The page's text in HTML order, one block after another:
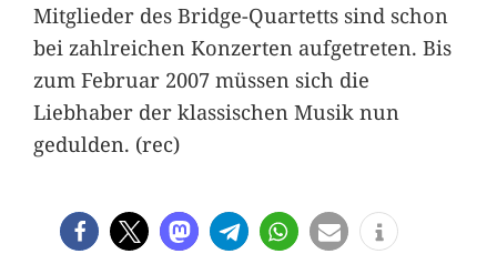
Mitglieder des Bridge-Quartetts sind schon
bei zahlreichen Konzerten aufgetreten. Bis
zum Februar 2007 müssen sich die
Liebhaber der klassischen Musik nun
gedulden. (rec)